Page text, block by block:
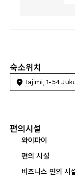
숙소위치
Tajimi, 1-54
편의시설
와이파이
편의 시설
비즈니스 편의 시